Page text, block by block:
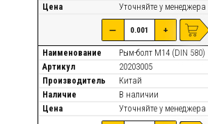
Цена
Уточняйте у менеджера
— +
Наименование
Рым-болт М14 (DIN 580)
Артикул
20203005
Производитель
Китай
Наличие
В наличии
Цена
Уточняйте у менеджера